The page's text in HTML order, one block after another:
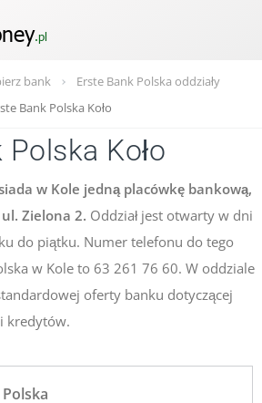
bank
Erste Bank Polska oddziały
Bank Polska Koło
Koło
w Kole jedną placówkę bankową,
Zielona 2. Oddział jest otwarty w dni
do piątku. Numer telefonu do tego
w Kole to 63 261 76 60. W oddziale
oferty banku dotyczącej
kredytów.